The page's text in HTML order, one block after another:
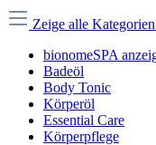
Zeige alle Kategorien
bionomeSPA
Badeöl
Body Tonic
Körperöl
Essential Care
Körperpflege